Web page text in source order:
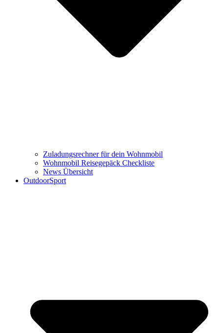
Zuladungsrechner für dein Wohnmobil
Wohnmobil Reisegepäck Checkliste
News Übersicht
OutdoorSport